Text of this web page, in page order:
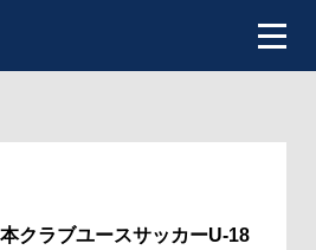
本クラブユースサッカーU-18